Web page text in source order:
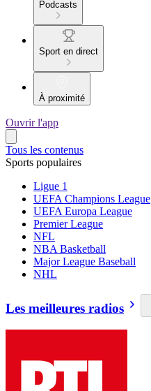
Podcasts
Sport en direct
À proximité
Ouvrir l'app
Tous les contenus
Sports populaires
Ligue 1
UEFA Champions League
UEFA Europa League
Premier League
NFL
NBA Basketball
Major League Baseball
NHL
Les meilleures radios